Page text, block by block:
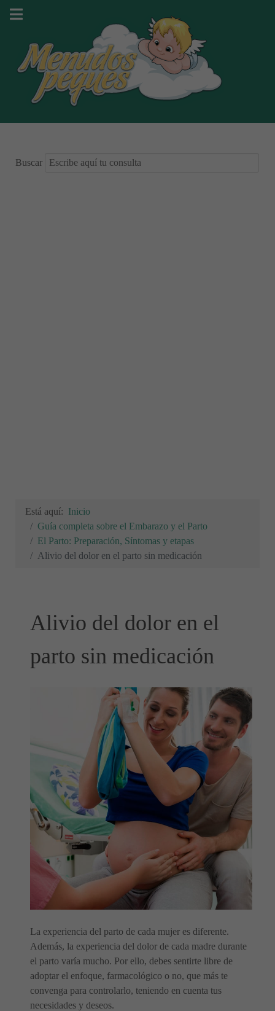
Buscar
Está aquí: Inicio
Guía completa sobre el Embarazo y el Parto
El Parto: Preparación, Síntomas y etapas
Alivio del dolor en el parto sin medicación
Alivio del dolor en el
parto sin medicación
La experiencia del parto de cada mujer es diferente.
Además, la experiencia del dolor de cada madre durante
el parto varía mucho. Por ello, debes sentirte libre de
adoptar el enfoque, farmacológico o no, que más te
convenga para controlarlo, teniendo en cuenta tus
necesidades y deseos.